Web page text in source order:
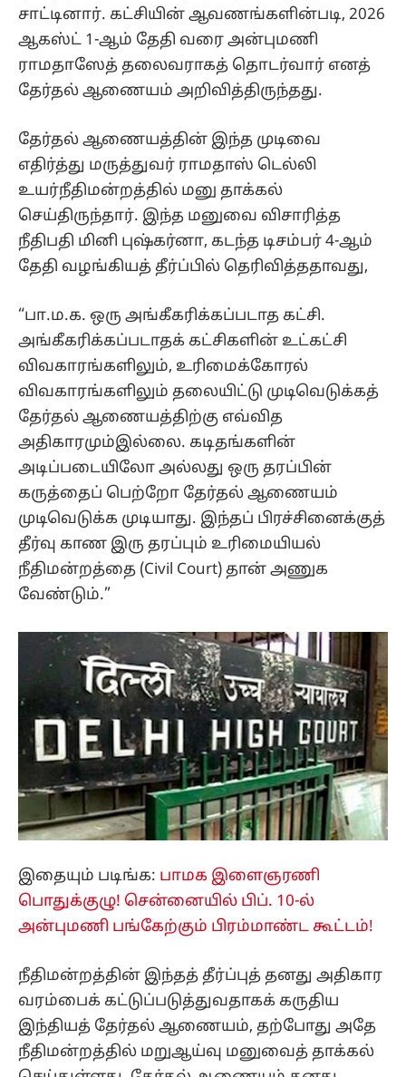
சாட்டினார். கட்சியின் ஆவணங்களின்படி, 2026
ஆகஸ்ட் 1-ஆம் தேதி வரை அன்புமணி
ராமதாஸேத் தலைவராகத் தொடர்வார் எனத்
தேர்தல் ஆணையம் அறிவித்திருந்தது.
தேர்தல் ஆணையத்தின் இந்த முடிவை
எதிர்த்து மருத்துவர் ராமதாஸ் டெல்லி
உயர்நீதிமன்றத்தில் மனு தாக்கல்
செய்திருந்தார். இந்த மனுவை விசாரித்த
நீதிபதி மினி புஷ்கர்னா, கடந்த டிசம்பர் 4-ஆம்
தேதி வழங்கியத் தீர்ப்பில் தெரிவித்ததாவது,
“பா.ம.க. ஒரு அங்கீகரிக்கப்படாத கட்சி.
அங்கீகரிக்கப்படாதக் கட்சிகளின் உட்கட்சி
விவகாரங்களிலும், உரிமைக்கோரல்
விவகாரங்களிலும் தலையிட்டு முடிவெடுக்கத்
தேர்தல் ஆணையத்திற்கு எவ்வித
அதிகாரமும்இல்லை. கடிதங்களின்
அடிப்படையிலோ அல்லது ஒரு தரப்பின்
கருத்தைப் பெற்றோ தேர்தல் ஆணையம்
முடிவெடுக்க முடியாது. இந்தப் பிரச்சினைக்குத்
தீர்வு காண இரு தரப்பும் உரிமையியல்
நீதிமன்றத்தை (Civil Court) தான் அணுக
வேண்டும்.”
இதையும் படிங்க: பாமக இளைஞரணி
பொதுக்குழு! சென்னையில் பிப். 10-ல்
அன்புமணி பங்கேற்கும் பிரம்மாண்ட கூட்டம்!
நீதிமன்றத்தின் இந்தத் தீர்ப்புத் தனது அதிகார
வரம்பைக் கட்டுப்படுத்துவதாகக் கருதிய
இந்தியத் தேர்தல் ஆணையம், தற்போது அதே
நீதிமன்றத்தில் மறுஆய்வு மனுவைத் தாக்கல்